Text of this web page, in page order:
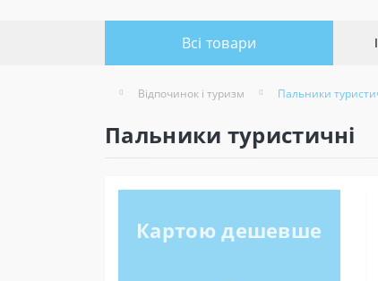
Всі товари
Відпочинок і туризм Пальники
Пальники туристичні
Картою дешевше